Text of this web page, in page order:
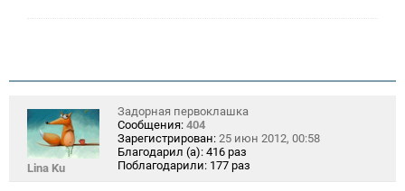
Lina Ku
Задорная первоклашка
Сообщения: 404
Зарегистрирован: 25 июн 2012, 00:58
Благодарил (а): 416 раз
Поблагодарили: 177 раз